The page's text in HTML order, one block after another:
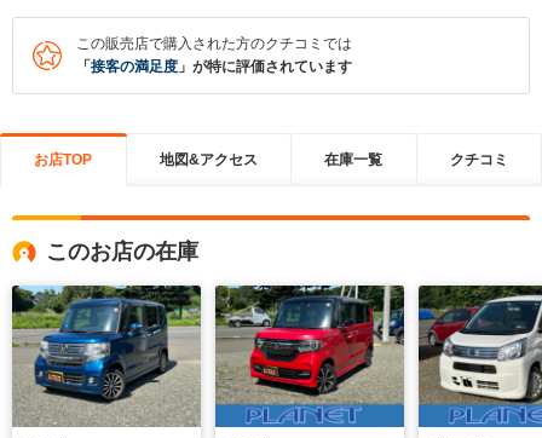
この販売店で購入された方のクチコミでは
「 接客の満足度 」が特に評価されています
お店TOP 地図&アクセス 在庫一覧 クチコミ
このお店の在庫